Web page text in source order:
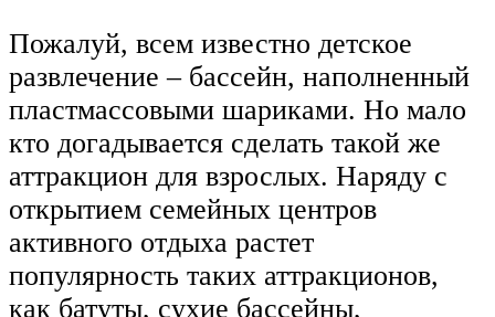
Пожалуй, всем известно детское
развлечение – бассейн, наполненный
пластмассовыми шариками. Но мало
кто догадывается сделать такой же
аттракцион для взрослых. Наряду с
открытием семейных центров
активного отдыха растет
популярность таких аттракционов,
как батуты, сухие бассейны,